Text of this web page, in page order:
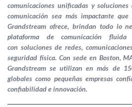
comunicaciones unificadas y
comunicación sea más impactante
Grandstream ofrece, brindan todo lo
plataforma de comunicación
con soluciones de redes,
seguridad física. Con sede en Boston,
Grandstream se utilizan en más de
globales como pequeñas empresas
confiabilidad e innovación.